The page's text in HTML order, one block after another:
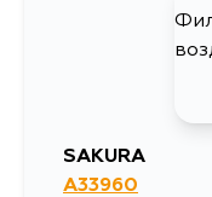
SAKURA
A33960